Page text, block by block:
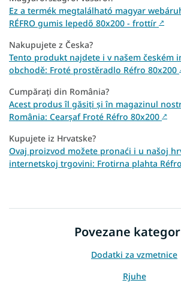
Ez a termék megtalálható magyar
RÉFRO gumis lepedő 80x200 - frottír ↗
Nakupujete z Česka?
Tento produkt najdete i v našem českém
obchodě: Froté prostěradlo Réfro 80x200
Cumpărați din România?
Acest produs îl găsiți și în magazinul
România: Cearșaf Froté Réfro 80x200 ↗
Kupujete iz Hrvatske?
Ovaj proizvod možete pronaći i u našoj
internetskoj trgovini: Frotirna plahta
Povezane
Dodatki za vzmetnice
Rjuhe